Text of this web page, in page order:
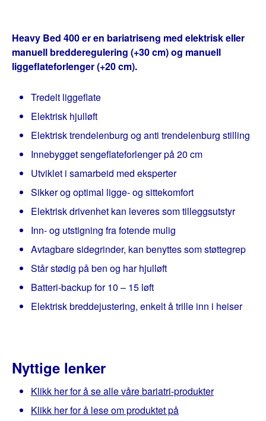
Heavy Bed 400 er en bariatriseng med elektrisk eller
manuell bredderegulering (+30 cm) og manuell
liggeflateforlenger (+20 cm).
Tredelt liggeflate
Elektrisk hjulløft
Elektrisk trendelenburg og anti trendelenburg stilling
Innebygget sengeflateforlenger på 20 cm
Utviklet i samarbeid med eksperter
Sikker og optimal ligge- og sittekomfort
Elektrisk drivenhet kan leveres som tilleggsutstyr
Inn- og utstigning fra fotende mulig
Avtagbare sidegrinder, kan benyttes som støttegrep
Står stødig på ben og har hjulløft
Batteri-backup for 10 – 15 løft
Elektrisk breddejustering, enkelt å trille inn i heiser
Nyttige lenker
Klikk her for å se alle våre bariatri-produkter
Klikk her for å lese om produktet på